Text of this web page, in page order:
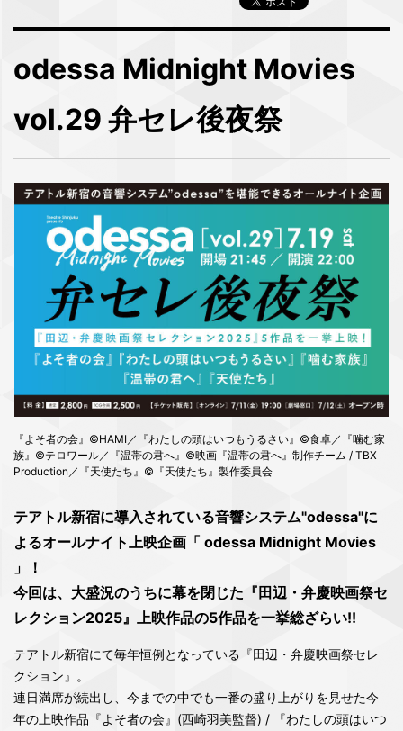
odessa Midnight Movies
vol.29 弁セレ後夜祭
『よそ者の会』©HAMI／『わたしの頭はいつもうるさい』©食卓／『噛む家
族』©テロワール／『温帯の君へ』©映画『温帯の君へ』制作チーム / TBX
Production／『天使たち』©『天使たち』製作委員会
テアトル新宿に導入されている音響システム"odessa"に
よるオールナイト上映企画「 odessa Midnight Movies
」！
今回は、大盛況のうちに幕を閉じた『田辺・弁慶映画祭セ
レクション2025』上映作品の5作品を一挙総ざらい!!
テアトル新宿にて毎年恒例となっている『田辺・弁慶映画祭セレ
クション』。
連日満席が続出し、今までの中でも一番の盛り上がりを見せた今
年の上映作品『よそ者の会』(西崎羽美監督) / 『わたしの頭はいつ